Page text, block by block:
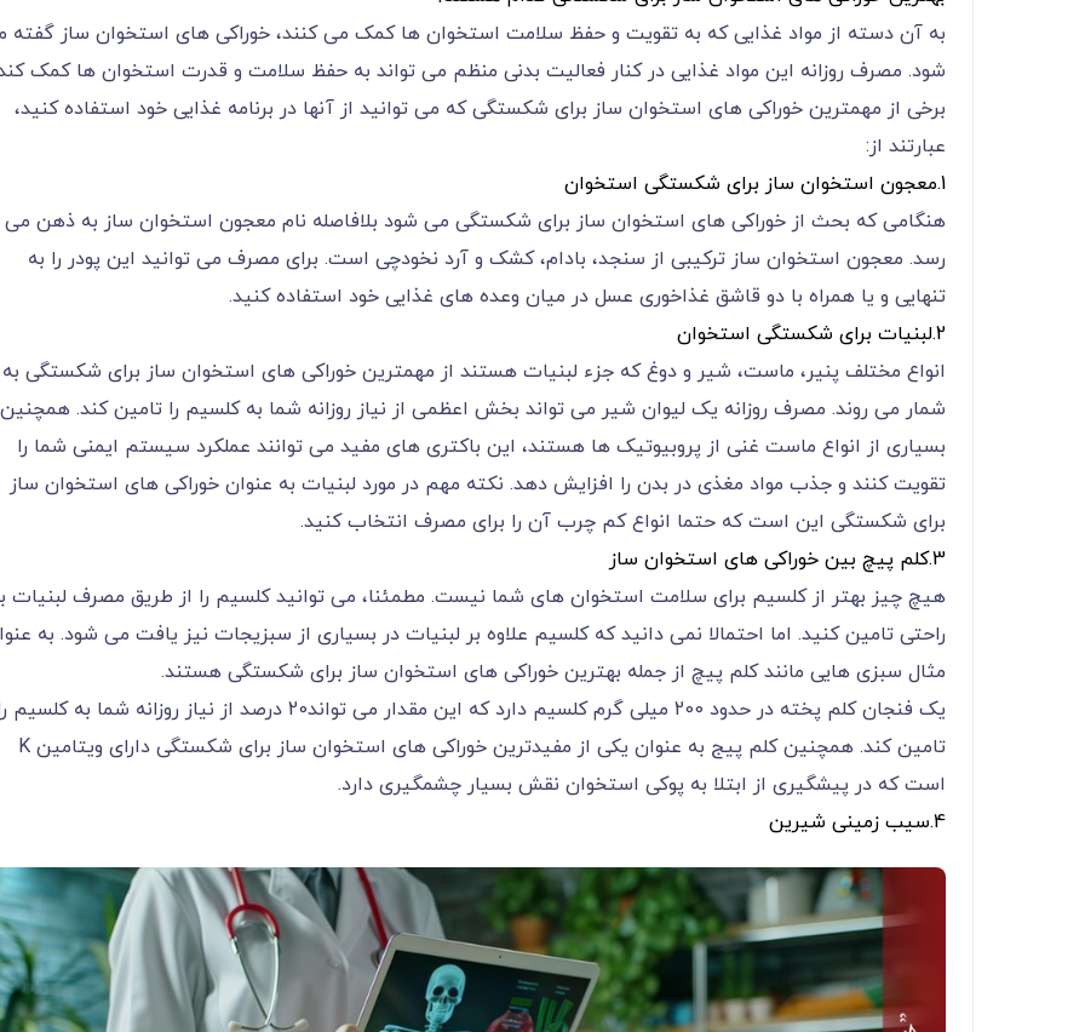
به آن دسته از مواد غذایی که به تقویت و حفظ سلامت استخوان ها کمک می کنند، خوراکی های استخوان ساز گفته
شود. مصرف روزانه این مواد غذایی در کنار فعالیت بدنی منظم می تواند به حفظ سلامت و قدرت استخوان ها کمک
برخی از مهمترین خوراکی های استخوان ساز برای شکستگی که می توانید از آنها در برنامه غذایی خود استفاده کنید،
عبارتند از:
1.معجون استخوان ساز برای شکستگی استخوان
هنگامی که بحث از خوراکی های استخوان ساز برای شکستگی می شود بلافاصله نام معجون استخوان ساز به ذهن می
رسد. معجون استخوان ساز ترکیبی از سنجد، بادام، کشک و آرد نخودچی است. برای مصرف می توانید این پودر را به
تنهایی و یا همراه با دو قاشق غذاخوری عسل در میان وعده های غذایی خود استفاده کنید.
2.لبنیات برای شکستگی استخوان
انواع مختلف پنیر، ماست، شیر و دوغ که جزء لبنیات هستند از مهمترین خوراکی های استخوان ساز برای شکستگی به
شمار می روند. مصرف روزانه یک لیوان شیر می تواند بخش اعظمی از نیاز روزانه شما به کلسیم را تامین کند. همچنین
بسیاری از انواع ماست غنی از پروبیوتیک ها هستند، این باکتری های مفید می توانند عملکرد سیستم ایمنی شما را
تقویت کنند و جذب مواد مغذی در بدن را افزایش دهد. نکته مهم در مورد لبنیات به عنوان خوراکی های استخوان ساز
برای شکستگی این است که حتما انواع کم چرب آن را برای مصرف انتخاب کنید.
3.کلم پیچ بین خوراکی های استخوان ساز
هیچ چیز بهتر از کلسیم برای سلامت استخوان های شما نیست. مطمئنا، می توانید کلسیم را از طریق مصرف لبنیات
راحتی تامین کنید. اما احتمالا نمی دانید که کلسیم علاوه بر لبنیات در بسیاری از سبزیجات نیز یافت می شود. به
مثال سبزی هایی مانند کلم پیچ از جمله بهترین خوراکی های استخوان ساز برای شکستگی هستند.
یک فنجان کلم پخته در حدود 200 میلی گرم کلسیم دارد که این مقدار می تواند20 درصد از نیاز روزانه شما به کلسیم
تامین کند. همچنین کلم پیج به عنوان یکی از مفیدترین خوراکی های استخوان ساز برای شکستگی دارای ویتامین K
است که در پیشگیری از ابتلا به پوکی استخوان نقش بسیار چشمگیری دارد.
4.سیب زمینی شیرین